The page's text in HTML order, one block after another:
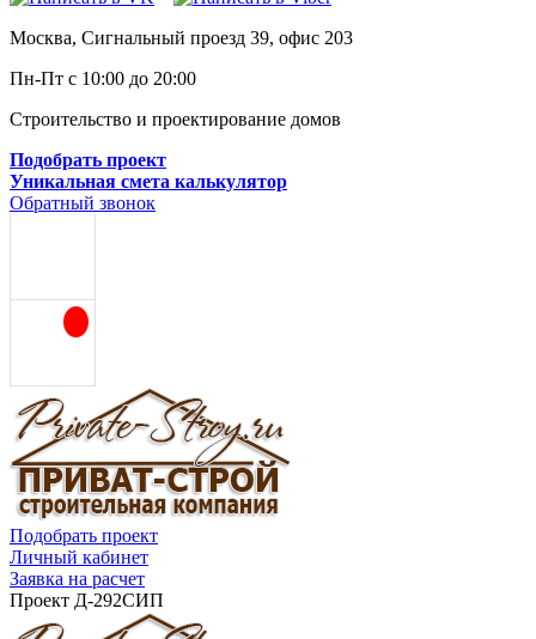
Москва, Сигнальный проезд 39, офис 203
Пн-Пт с 10:00 до 20:00
Строительство и проектирование домов
Подобрать проект
Уникальная смета калькулятор
Обратный звонок
Подобрать проект
Личный кабинет
Заявка на расчет
Проект Д-292СИП